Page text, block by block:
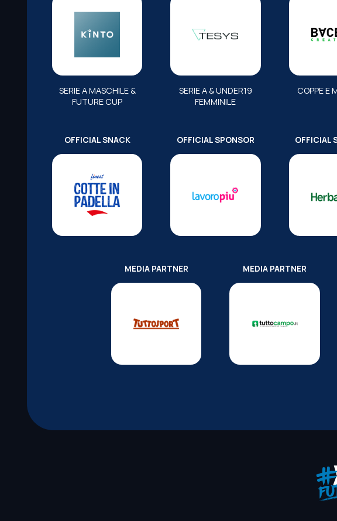
SERIE A MASCHILE &
FUTURE CUP
SERIE A & UNDER19
FEMMINILE
COPPE E
OFFICIAL SNACK OFFICIAL SPONSOR OFFICIAL
MEDIA PARTNER MEDIA PARTNER